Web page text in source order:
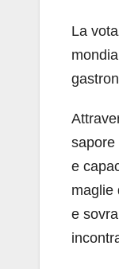
La
sapore
e
maglie
e